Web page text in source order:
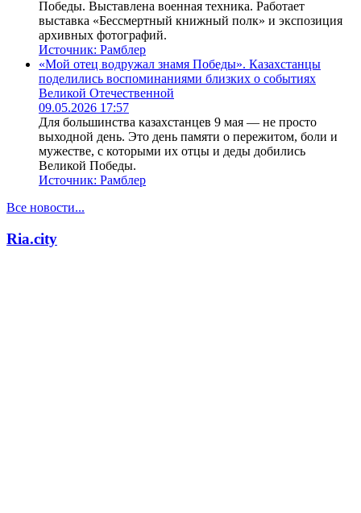
Победы. Выставлена военная техника. Работает
выставка «Бессмертный книжный полк» и экспозиция
архивных фотографий.
Источник: Рамблер
«Мой отец водружал знамя Победы». Казахстанцы
поделились воспоминаниями близких о событиях
Великой Отечественной
09.05.2026 17:57
Для большинства казахстанцев 9 мая — не просто
выходной день. Это день памяти о пережитом, боли и
мужестве, с которыми их отцы и деды добились
Великой Победы.
Источник: Рамблер
Все новости...
Ria.city